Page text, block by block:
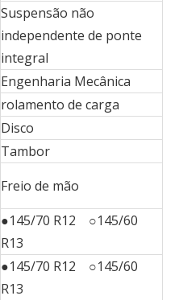
Suspensão não
independente de ponte
integral
Engenharia Mecânica
rolamento de carga
Disco
Tambor
Freio de mão
●145/70 R12 ○145/60
R13
●145/70 R12 ○145/60
R13